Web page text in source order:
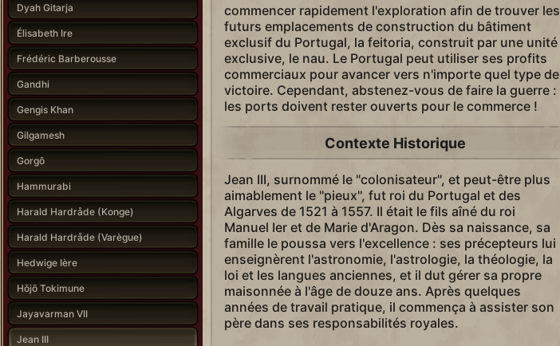
Dyah Gitarja
Élisabeth Ire
Frédéric Barberousse
Gandhi
Gengis Khan
Gilgamesh
Gorgô
Hammurabi
Harald Hardråde (Konge)
Harald Hardråde (Varègue)
Hedwige Ière
Hōjō Tokimune
Jayavarman VII
Jean III
commencer rapidement l'exploration afin de trouver les
futurs emplacements de construction du bâtiment
exclusif du Portugal, la feitoria, construit par une unité
exclusive, le nau. Le Portugal peut utiliser ses profits
commerciaux pour avancer vers n'importe quel type de
victoire. Cependant, abstenez-vous de faire la guerre :
les ports doivent rester ouverts pour le commerce !
Contexte Historique
Jean III, surnommé le ''colonisateur'', et peut-être plus
aimablement le ''pieux'', fut roi du Portugal et des
Algarves de 1521 à 1557. Il était le fils aîné du roi
Manuel Ier et de Marie d'Aragon. Dès sa naissance, sa
famille le poussa vers l'excellence : ses précepteurs lui
enseignèrent l'astronomie, l'astrologie, la théologie, la
loi et les langues anciennes, et il dut gérer sa propre
maisonnée à l'âge de douze ans. Après quelques
années de travail pratique, il commença à assister son
père dans ses responsabilités royales.